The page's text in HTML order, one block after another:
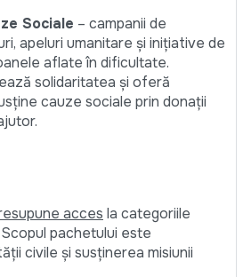
Sociale – campanii de
apeluri umanitare și inițiative de
aflate în dificultate.
solidaritatea și oferă
cauze sociale prin donații
acces la categoriile
pachetului este
civile și susținerea misiunii